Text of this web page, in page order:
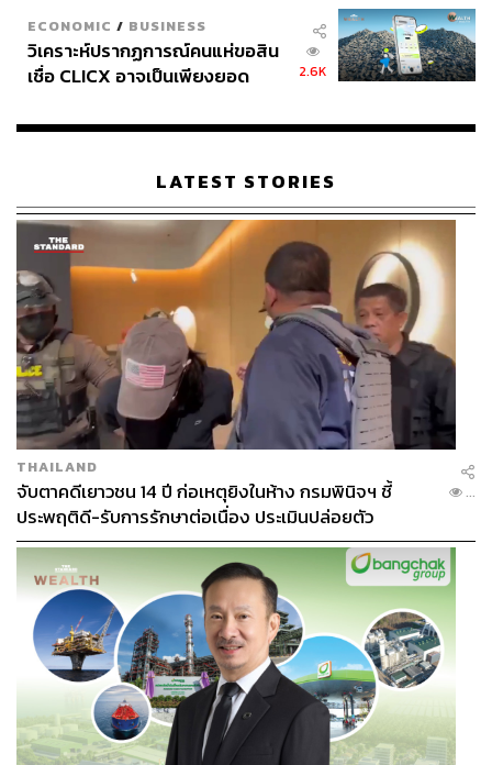
ECONOMIC / BUSINESS
วิเคราะห์ปรากฏการณ์คนแห่ขอสิน
เชื่อ CLICX อาจเป็นเพียงยอด
เรือนไทยที่ถูกซุกไว้
2.6K
LATEST STORIES
THAILAND
จับตาคดีเยาวชน 14 ปี ก่อเหตุยิงในห้าง กรมพินิจฯ ชี้
ประพฤติดี-รับการรักษาต่อเนื่อง ประเมินปล่อยตัว
...